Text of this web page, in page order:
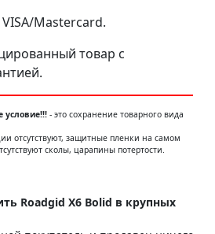
Mastercard.
товар с
условие!!!- это сохранение товарного вида
отсутствуют, защитные пленки на самом
сколы, царапины потертости.
Roadgid X6 Bolid в крупных